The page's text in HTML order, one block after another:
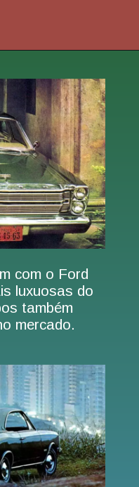
com o Ford
luxuosas do
também
mercado.